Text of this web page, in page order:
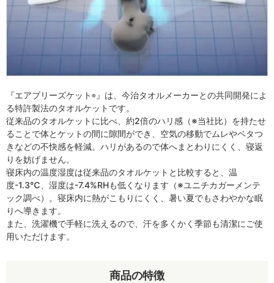
商品の特徴
『エアブリーズケット ® 』は、今治タオルメーカーとの共同開発によ
る特許製法のタオルケットです。
従来品のタオルケットに比べ、約2倍のハリ感（※当社比）を持たせ
ることで体とケットの間に隙間ができ、空気の移動でムレやベタつ
きなどの不快感を軽減。ハリがあるので体へまとわりにくく、寝返
りを妨げません。
寝床内の温度湿度は従来品のタオルケットと比較すると、温
度-1.3℃、湿度は-7.4%RHも低くなります（※ユニチカガーメンテ
ック調べ）。寝床内に熱がこもりにくく、暑い夏でもさわやかな眠
りへ導きます。
また、洗濯機で手軽に洗えるので、汗を多くかく季節も清潔にご使
用いただけます。